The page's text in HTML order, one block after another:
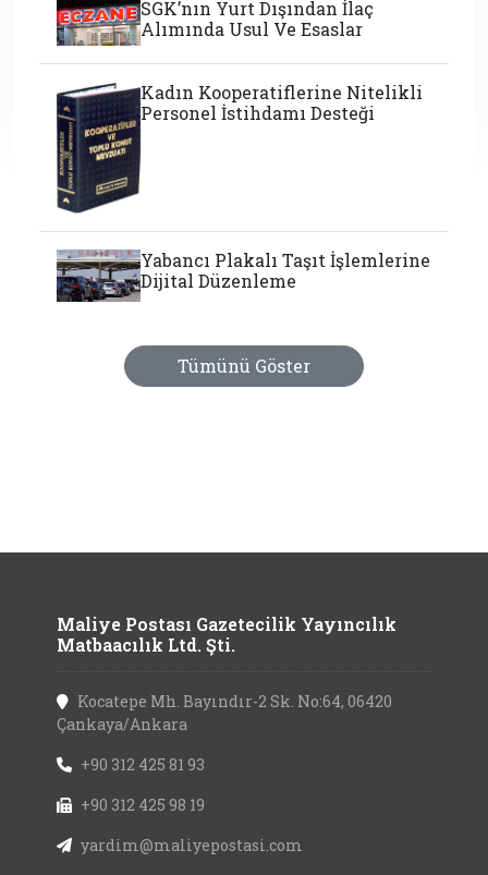
SGK’nın Yurt Dışından İlaç
Alımında Usul Ve Esaslar
Kadın Kooperatiflerine Nitelikli
Personel İstihdamı Desteği
Yabancı Plakalı Taşıt İşlemlerine
Dijital Düzenleme
Tümünü Göster
Maliye Postası Gazetecilik Yayıncılık
Matbaacılık Ltd. Şti.
Kocatepe Mh. Bayındır-2 Sk. No:64, 06420
Çankaya/Ankara
+90 312 425 81 93
+90 312 425 98 19
yardim@maliyepostasi.com